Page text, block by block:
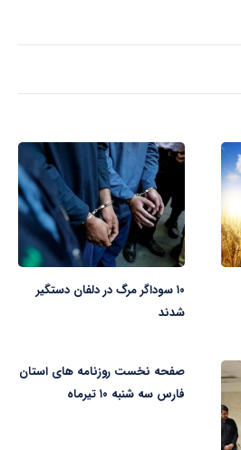
۱۰ سوداگر مرگ در دلفان دستگیر
شدند
صفحه نخست روزنامه های استان
فارس سه شنبه ۱۰ تیرماه